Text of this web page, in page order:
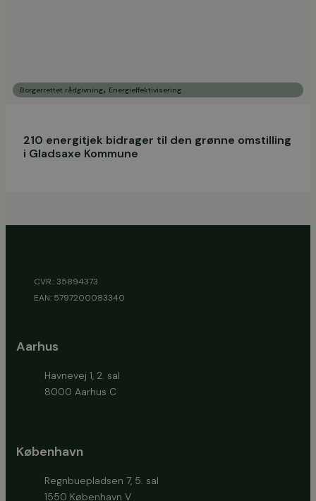
Borgerrettet rådgivning, Energieffektivisering
210 energitjek bidrager til den grønne omstilling
i Gladsaxe Kommune
CVR.: 35894373
EAN: 5797200083340
Aarhus
Havnevej 1, 2. sal
8000 Aarhus C
København
Regnbuepladsen 7, 5. sal
1550 København V